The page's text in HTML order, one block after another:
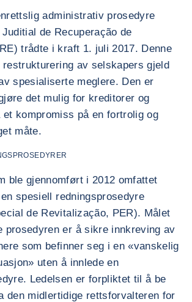
administrativ prosedyre
de Recuperação de
trådte i kraft 1. juli 2017. Denne
restrukturering av selskapers gjeld
spesialiserte meglere. Den er
det mulig for kreditorer og
et kompromiss på en fortrolig og
måte.
ble gjennomført i 2012 omfattet
spesiell redningsprosedyre
de Revitalização, PER). Målet
prosedyren er å sikre innkreving av
som befinner seg i en «vanskelig
uten å innlede en
Ledelsen er forpliktet til å be
den midlertidige rettsforvalteren for